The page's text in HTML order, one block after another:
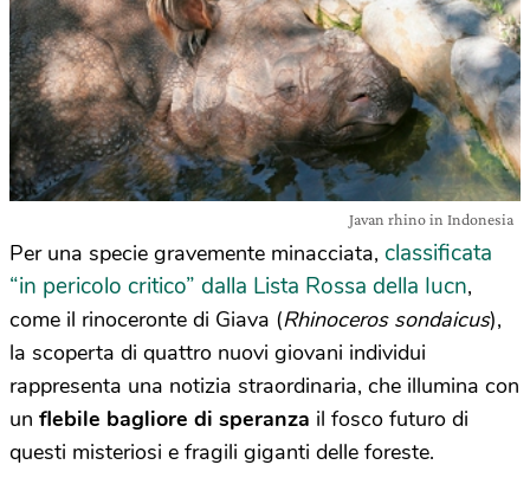
Javan rhino in Indonesia
Per una specie gravemente minacciata, classificata
“in pericolo critico” dalla Lista Rossa della Iucn,
come il rinoceronte di Giava (Rhinoceros sondaicus),
la scoperta di quattro nuovi giovani individui
rappresenta una notizia straordinaria, che illumina con
un flebile bagliore di speranza il fosco futuro di
questi misteriosi e fragili giganti delle foreste.